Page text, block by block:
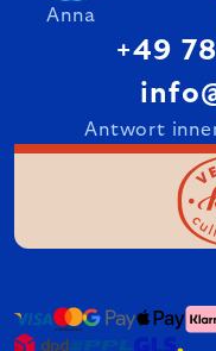
Anna
+49
Antwort